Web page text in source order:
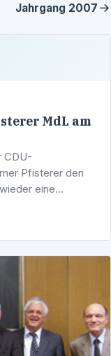
Jahrgang 2007
MdL am
CDU-
Pfisterer den
eine